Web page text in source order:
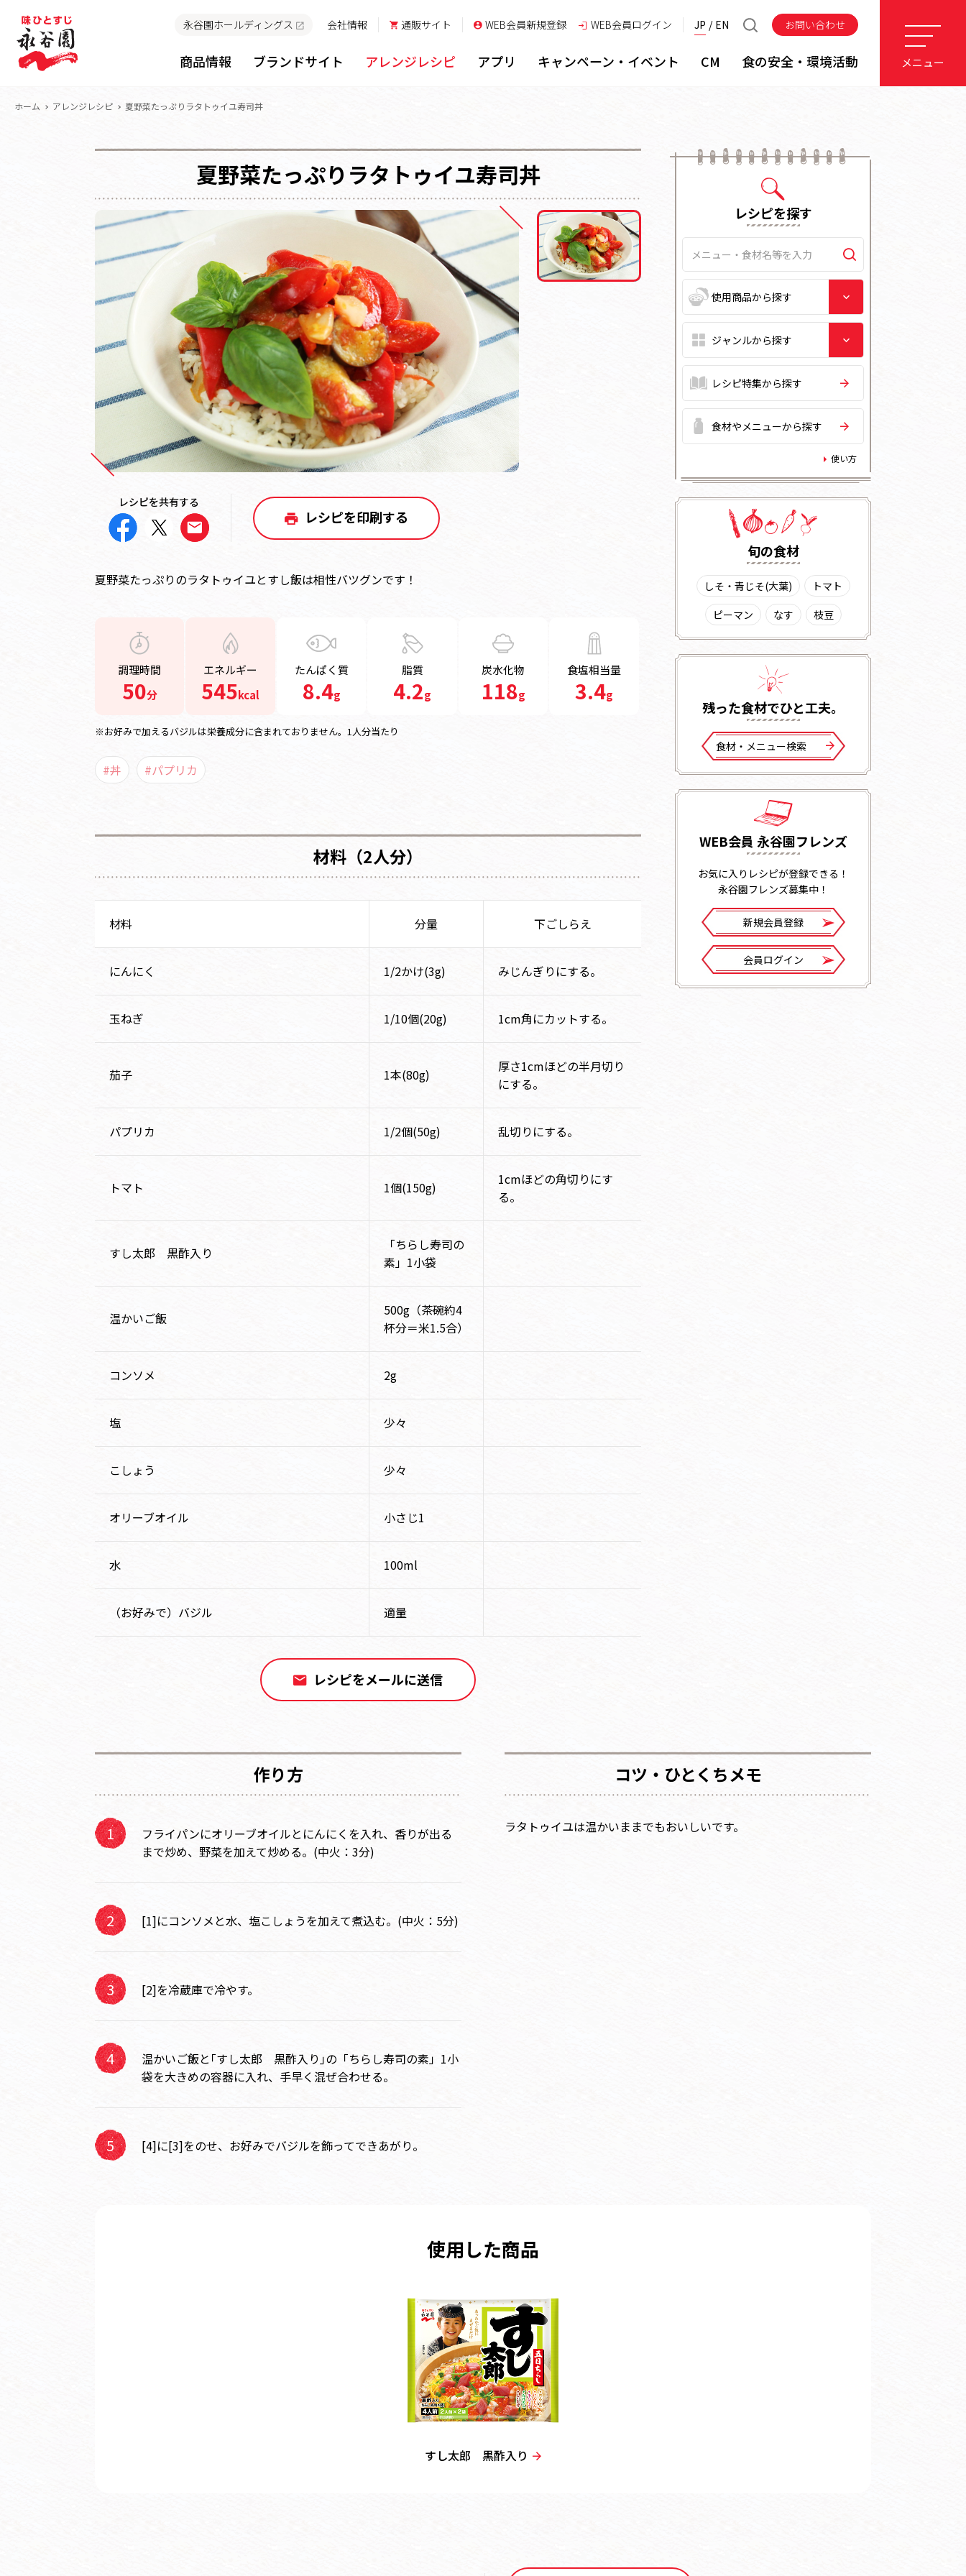
永谷園ホールディングス 会社情報 通販サイト WEB会員新規登録 WEB会員ログイン JP EN お問い合わせ
商品情報 ブランドサイト アレンジレシピ アプリ キャンペーン・イベント CM 食の安全・環境活動 メニュー
ホーム アレンジレシピ 夏野菜たっぷりラタトゥイユ寿司丼
夏野菜たっぷりラタトゥイユ寿司丼
レシピを共有する
レシピを印刷する
夏野菜たっぷりのラタトゥイユとすし飯は相性バツグンです！
調理時間
50分
エネルギー
545kcal
たんぱく質
8.4g
脂質
4.2g
炭水化物
118g
食塩相当量
3.4g
※お好みで加えるバジルは栄養成分に含まれておりません。1人分当たり
#丼 #パプリカ
材料（2人分）
材料 分量 下ごしらえ
にんにく 1/2かけ(3g) みじんぎりにする。
玉ねぎ 1/10個(20g) 1cm角にカットする。
茄子 1本(80g)
厚さ1cmほどの半月切り
にする。
パプリカ 1/2個(50g) 乱切りにする。
トマト 1個(150g)
1cmほどの角切りにす
る。
すし太郎 黒酢入り
「ちらし寿司の
素」1小袋
温かいご飯
500g（茶碗約4
杯分＝米1.5合）
コンソメ 2g
塩 少々
こしょう 少々
オリーブオイル 小さじ1
水 100ml
（お好みで）バジル 適量
レシピをメールに送信
レシピを探す
レシピ特集から探す
食材やメニューから探す
使い方
旬の⾷材
しそ・青じそ(大葉)
トマト
ピーマン
なす 枝豆
残った⾷材でひと⼯夫。
⾷材・メニュー検索
WEB会員 永谷園フレンズ
お気に入りレシピが登録できる！
永谷園フレンズ募集中！
新規会員登録
会員ログイン
作り方
フライパンにオリーブオイルとにんにくを入れ、香りが出る
まで炒め、野菜を加えて炒める。(中火：3分)
[1]にコンソメと水、塩こしょうを加えて煮込む。(中火：5分)
[2]を冷蔵庫で冷やす。
温かいご飯と｢すし太郎 黒酢入り｣の「ちらし寿司の素」1小
袋を大きめの容器に入れ、手早く混ぜ合わせる。
[4]に[3]をのせ、お好みでバジルを飾ってできあがり。
コツ・ひとくちメモ
ラタトゥイユは温かいままでもおいしいです。
使用した商品
すし太郎 黒酢入り